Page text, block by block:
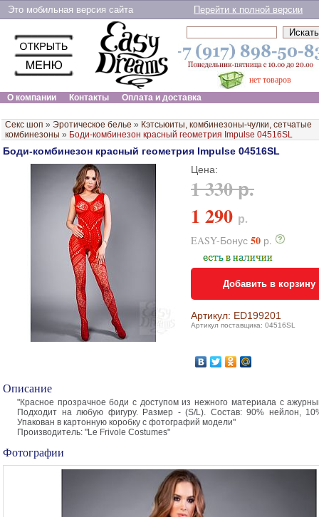
Это мобильная версия сайта Перейти к полной версии
нет товаров
О компании
Контакты Оплата и доставка
Секс шоп » Эротическое белье » Кэтсьюиты, комбинезоны-чулки, сетчатые
комбинезоны » Боди-комбинезон красный геометрия Impulse 04516SL
Боди-комбинезон красный геометрия Impulse 04516SL
Цена:
1 330 р.
1 290 р.
EASY-Бонус 50 р.
Добавить в корзину
Артикул: ED199201
Артикул поставщика: 04516SL
Описание
"Красное прозрачное боди с доступом из нежного материала с
Подходит на любую фигуру. Размер - (S/L). Состав: 90% нейлон,
Упакован в картонную коробку с фотографий модели"
Производитель: "Le Frivole Costumes"
Фотографии